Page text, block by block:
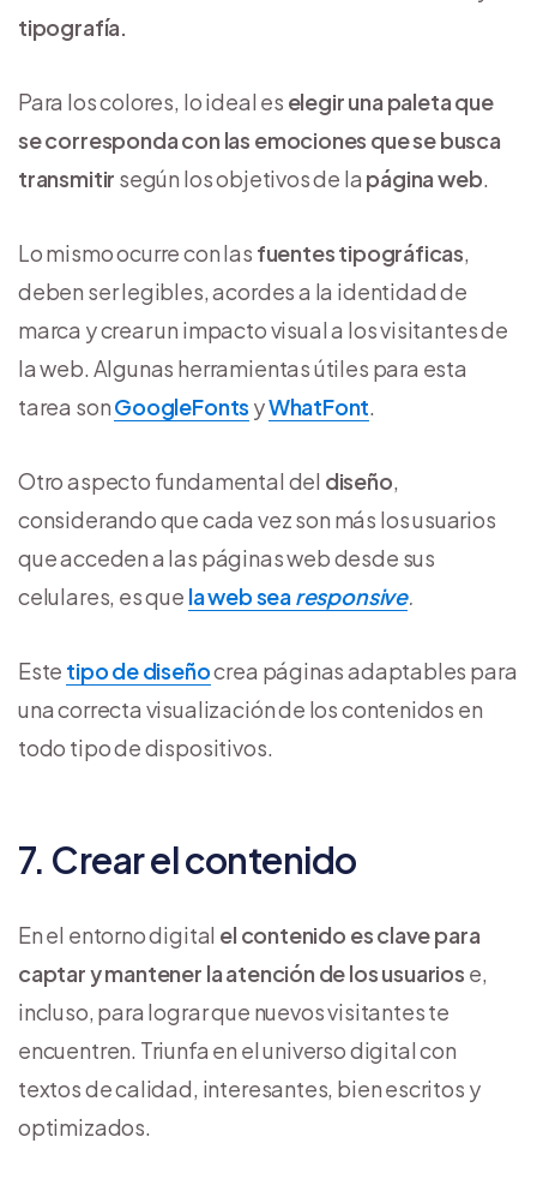
tipografía.
Para los colores, lo ideal es elegir una paleta que
se corresponda con las emociones que se busca
transmitir según los objetivos de la página web.
Lo mismo ocurre con las fuentes tipográficas,
deben ser legibles, acordes a la identidad de
marca y crear un impacto visual a los visitantes de
la web. Algunas herramientas útiles para esta
tarea sonGoogleFonts yWhatFont.
Otro aspecto fundamental del diseño,
considerando que cada vez son más los usuarios
que acceden a las páginas web desde sus
celulares, es que la web searesponsive.
Este tipo de diseñocrea páginas adaptables para
una correcta visualización de los contenidos en
todo tipo de dispositivos.
7. Crear el contenido
En el entorno digital el contenido es clave para
captar y mantener la atención de los usuarios e,
incluso, para lograr que nuevos visitantes te
encuentren. Triunfa en el universo digital con
textos de calidad, interesantes, bien escritos y
optimizados.